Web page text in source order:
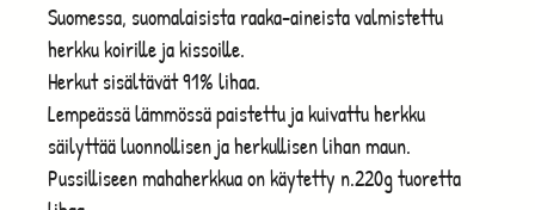
Suomessa, suomalaisista raaka-aineista valmistettu
herkku koirille ja kissoille.
Herkut sisältävät 91% lihaa.
Lempeässä lämmössä paistettu ja kuivattu herkku
säilyttää luonnollisen ja herkullisen lihan maun.
Pussilliseen mahaherkkua on käytetty n.220g tuoretta